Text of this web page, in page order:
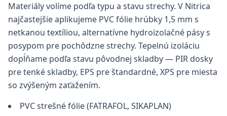
Materiály volíme podľa typu a stavu strechy. V Nitrica
najčastejšie aplikujeme PVC fólie hrúbky 1,5 mm s
netkanou textíliou, alternatívne hydroizolačné pásy s
posypom pre pochôdzne strechy. Tepelnú izoláciu
dopĺňame podľa stavu pôvodnej skladby — PIR dosky
pre tenké skladby, EPS pre štandardné, XPS pre miesta
so zvýšeným zaťažením.
PVC strešné fólie (FATRAFOL, SIKAPLAN)